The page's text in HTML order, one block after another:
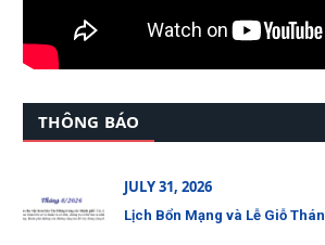
THÔNG BÁO
JULY 31, 2026
Lịch Bổn Mạng và Lễ Giỗ